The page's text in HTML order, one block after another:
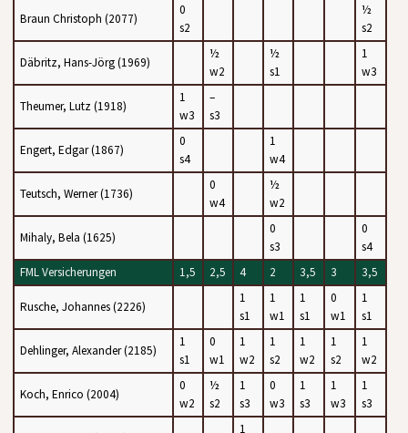
Braun Christoph (2077)
0
s2
½
s2
Däbritz, Hans-Jörg (1969)
½
w2
½
s1
1
w3
Theumer, Lutz (1918)
1
w3
–
s3
Engert, Edgar (1867)
0
s4
1
w4
Teutsch, Werner (1736)
0
w4
½
w2
Mihaly, Bela (1625)
0
s3
0
s4
FML Versicherungen
1,5 2,5 4 2 3,5 3 3,5
Rusche, Johannes (2226)
1
s1
1
w1
1
s1
0
w1
1
s1
Dehlinger, Alexander (2185)
1
s1
0
w1
1
w2
1
s2
1
w2
1
s2
1
w2
Koch, Enrico (2004)
0
w2
½
s2
1
s3
0
w3
1
s3
1
w3
1
s3
1